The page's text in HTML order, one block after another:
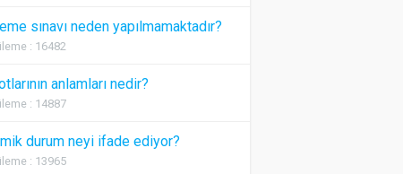
sınavı neden yapılmamaktadır?
: 16482
anlamları nedir?
: 14887
durum neyi ifade ediyor?
: 13965